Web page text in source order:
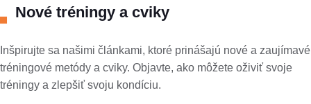
Nové tréningy a cviky
Inšpirujte sa našimi článkami, ktoré prinášajú nové a zaujímavé
tréningové metódy a cviky. Objavte, ako môžete oživiť svoje
tréningy a zlepšiť svoju kondíciu.